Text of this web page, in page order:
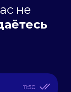
не
11:50